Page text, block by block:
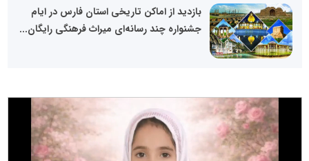
بازدید از اماکن تاریخی استان فارس در ایام
جشنواره چند رسانه‌ای میراث فرهنگی رایگان...